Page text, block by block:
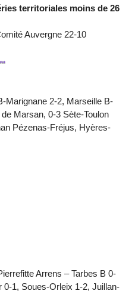
territoriales moins de 26
Auvergne 22-10
Marignane 2-2, Marseille B-
Marsan, 0-3 Sète-Toulon
Pézenas-Fréjus, Hyères-
Arrens – Tarbes B 0-
0-1, Soues-Orleix 1-2, Juillan-